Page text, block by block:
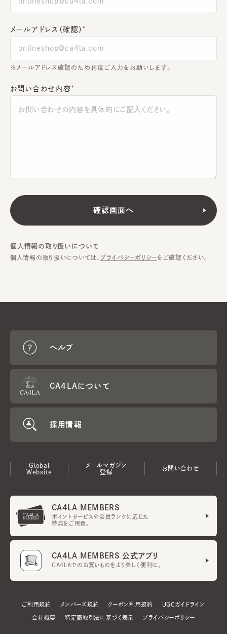
メールアドレス（確認）
※メールアドレス確認のため再度ご入力をお願いします。
お問い合わせ内容
個人情報の取り扱いについて
個人情報の取り扱いについては、 プライバシーポリシーをご確認ください。
ヘルプ
CA4LAについて
採用情報
Global
Website
メールマガジン
登録
お問い合わせ
CA4LA MEMBERS
ポイントサービスや会員ランクに応じた
特典をご用意。
CA4LA MEMBERS 公式アプリ
CA4LAでのお買いものをより楽しく便利に。
ご利用規約 メンバーズ規約 クーポン利用規約 UGCガイドライン
会社概要 特定商取引法に基づく表示 プライバシーポリシー